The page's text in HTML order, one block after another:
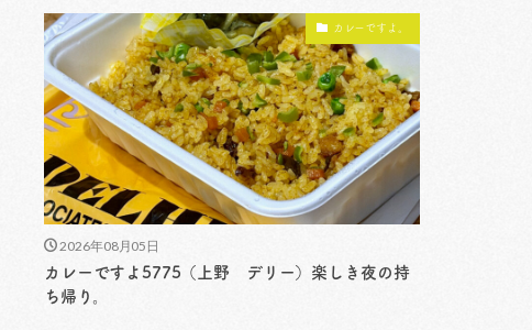
カレーですよ。
2026年08月05日
カレーですよ5775（上野 デリー）楽しき夜の持
ち帰り。